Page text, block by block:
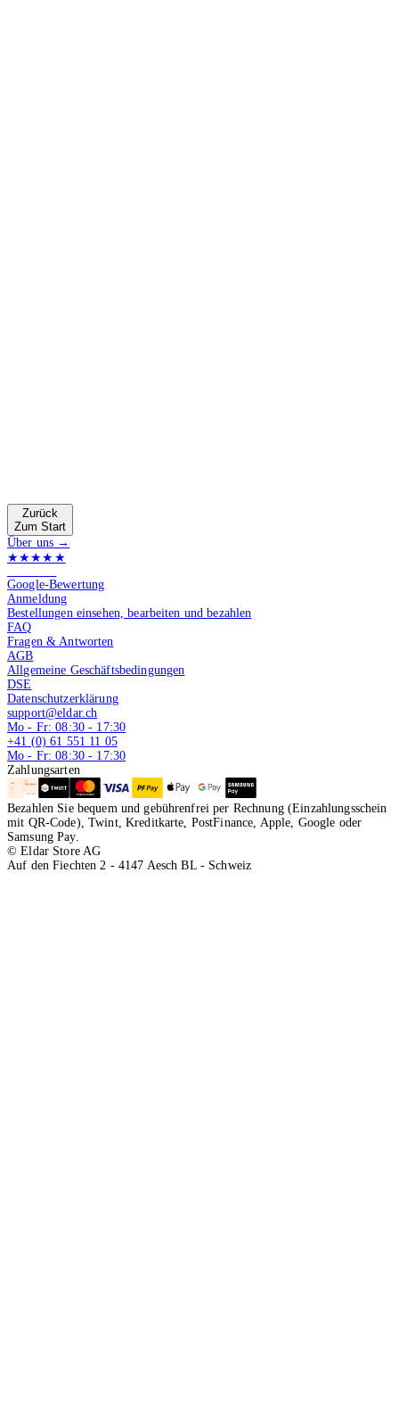
Zurück
Zum Start
Über uns →
★★★★★
Google-Bewertung
Anmeldung
Bestellungen einsehen, bearbeiten und bezahlen
FAQ
Fragen & Antworten
AGB
Allgemeine Geschäftsbedingungen
DSE
Datenschutzerklärung
support@eldar.ch
Mo - Fr: 08:30 - 17:30
+41 (0) 61 551 11 05
Mo - Fr: 08:30 - 17:30
Zahlungsarten
Bezahlen Sie bequem und gebührenfrei per Rechnung (Einzahlungsschein
mit QR-Code), Twint, Kreditkarte, PostFinance, Apple, Google oder
Samsung Pay.
© Eldar Store AG
Auf den Fiechten 2 - 4147 Aesch BL - Schweiz